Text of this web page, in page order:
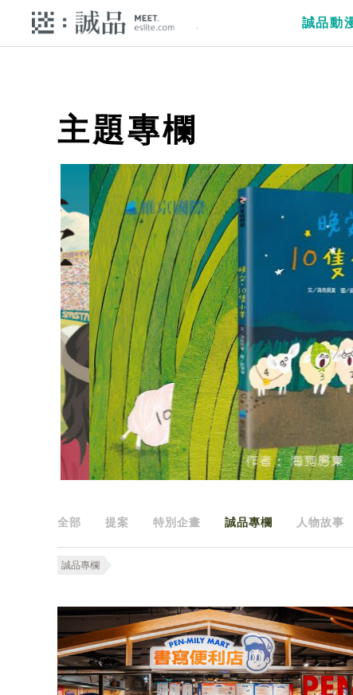
誠品動
主題專欄
全部 提案 特別企畫 誠品專欄 人物故事
誠品專欄